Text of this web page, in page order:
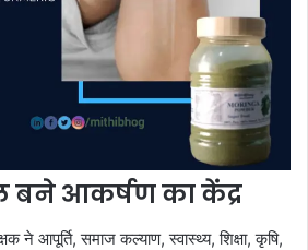
बने आकर्षण का केंद्र
ने आपूर्ति, समाज कल्याण, स्वास्थ्य, शिक्षा, कृषि,